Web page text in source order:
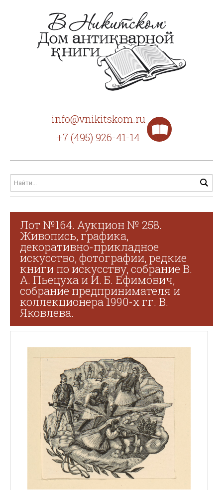
info@vnikitskom.ru
+7 (495) 926-41-14
Лот №164. Аукцион № 258.
Живопись, графика,
декоративно-прикладное
искусство, фотографии, редкие
книги по искусству, собрание В.
А. Пьецуха и И. Б. Ефимович,
собрание предпринимателя и
коллекционера 1990-х гг. В.
Яковлева.